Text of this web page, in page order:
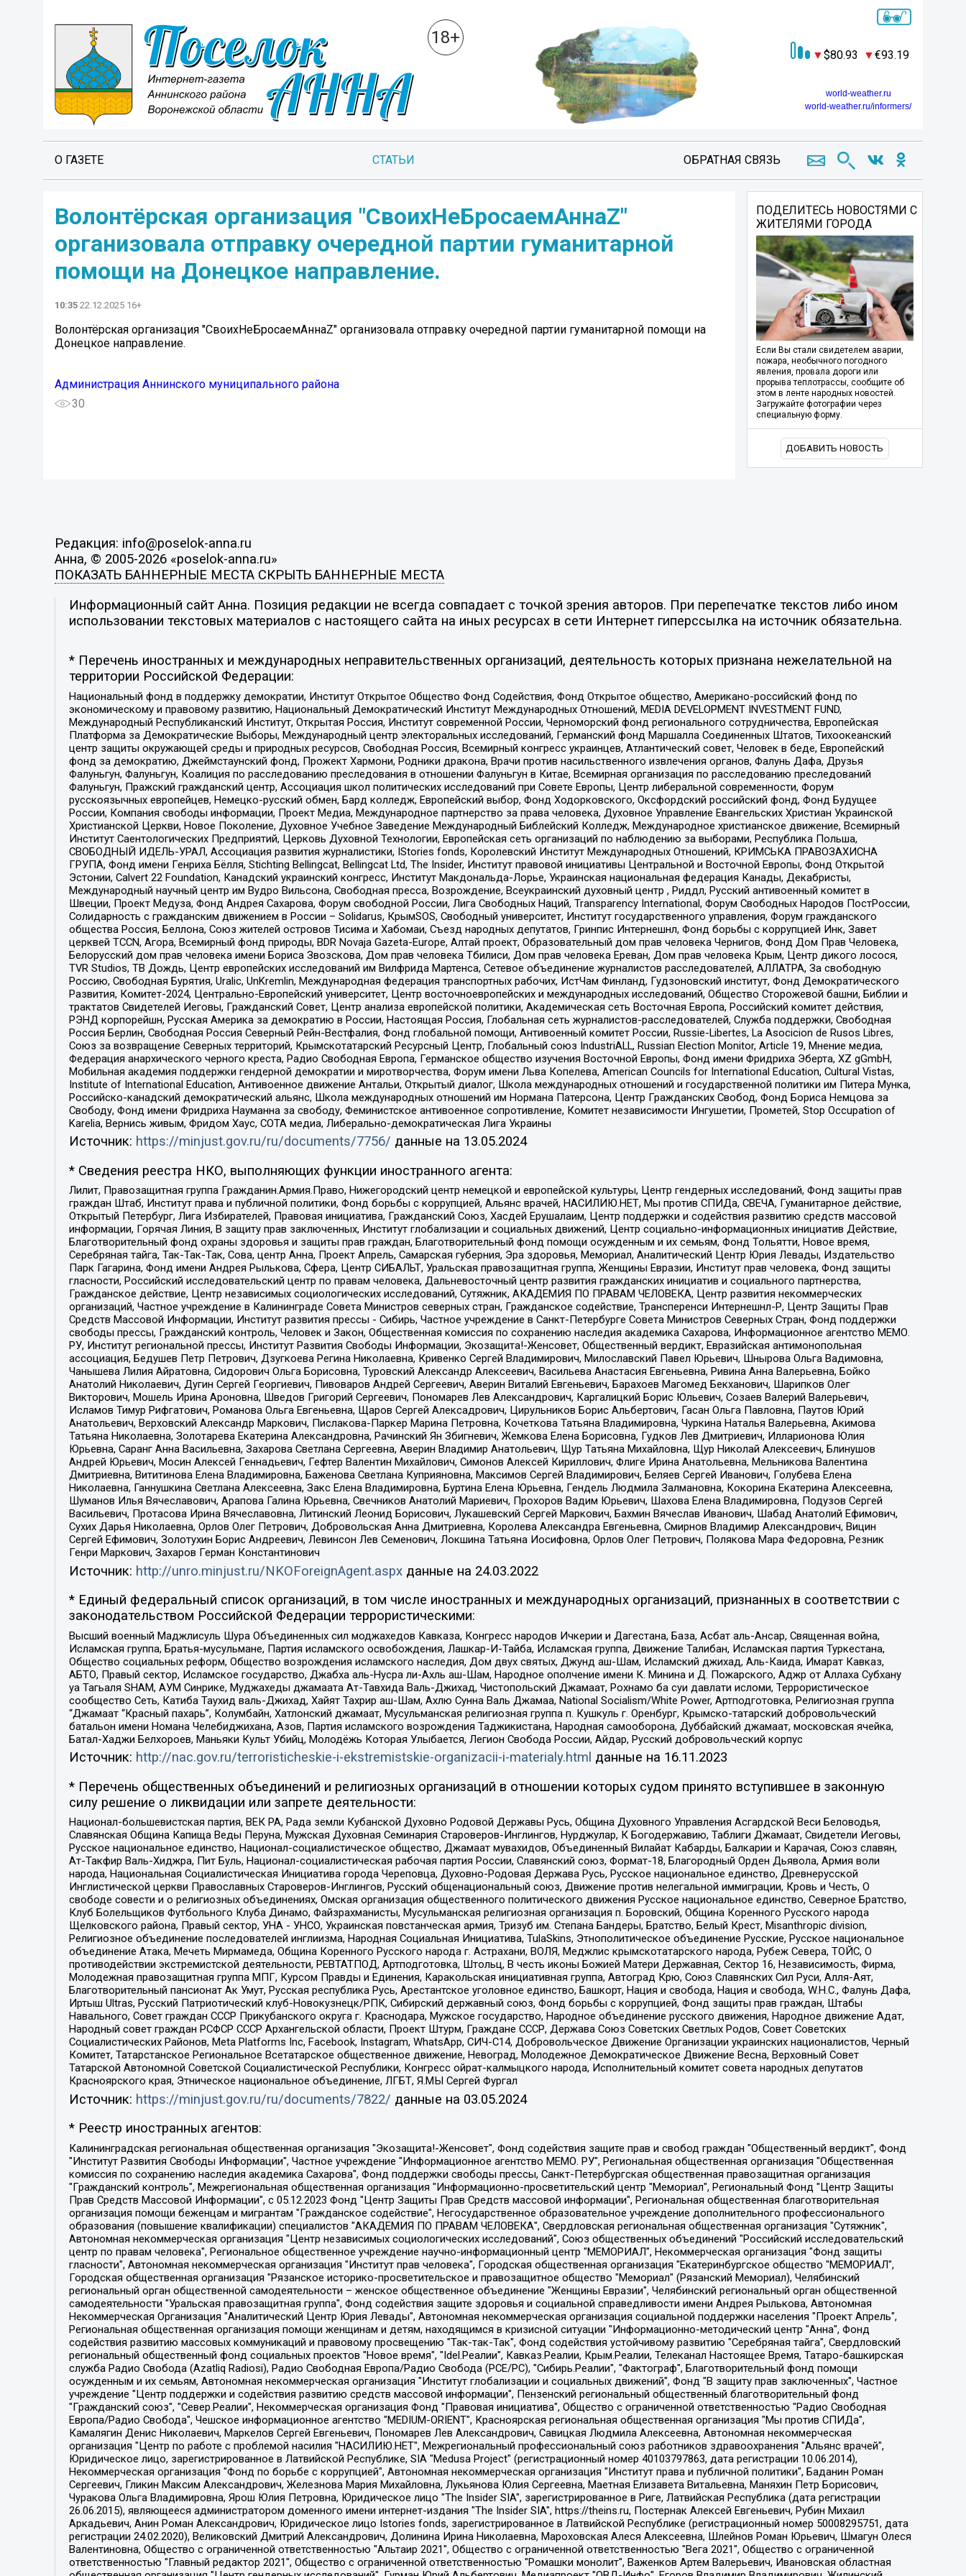
18+
80.93 93.19
world-weather.ru
world-weather.ru/informers/
О ГАЗЕТЕ СТАТЬИ ОБРАТНАЯ СВЯЗЬ
Волонтёрская организация "СвоихНеБросаемАннаZ"
организовала отправку очередной партии гуманитарной
помощи на Донецкое направление.
10:35 22.12.2025 16+
Волонтёрская организация "СвоихНеБросаемАннаZ" организовала отправку очередной партии гуманитарной помощи на
Донецкое направление.
Администрация Аннинского муниципального района
30
ПОДЕЛИТЕСЬ НОВОСТЯМИ С
ЖИТЕЛЯМИ ГОРОДА
Если Вы стали свидетелем аварии,
пожара, необычного погодного
явления, провала дороги или
прорыва теплотрассы, сообщите об
этом в ленте народных новостей.
Загружайте фотографии через
специальную форму.
ДОБАВИТЬ НОВОСТЬ
Редакция: info@poselok-anna.ru
Анна, © 2005-2026 «poselok-anna.ru»
ПОКАЗАТЬ БАННЕРНЫЕ МЕСТА СКРЫТЬ БАННЕРНЫЕ МЕСТА
Информационный сайт Анна. Позиция редакции не всегда совпадает с точкой зрения авторов. При перепечатке текстов либо ином
использовании текстовых материалов с настоящего сайта на иных ресурсах в сети Интернет гиперссылка на источник обязательна.
* Перечень иностранных и международных неправительственных организаций, деятельность которых признана нежелательной на
территории Российской Федерации:
Национальный фонд в поддержку демократии, Институт Открытое Общество Фонд Содействия, Фонд Открытое общество, Американо-российский фонд по
экономическому и правовому развитию, Национальный Демократический Институт Международных Отношений, MEDIA DEVELOPMENT INVESTMENT FUND,
Международный Республиканский Институт, Открытая Россия, Институт современной России, Черноморский фонд регионального сотрудничества, Европейская
Платформа за Демократические Выборы, Международный центр электоральных исследований, Германский фонд Маршалла Соединенных Штатов, Тихоокеанский
центр защиты окружающей среды и природных ресурсов, Свободная Россия, Всемирный конгресс украинцев, Атлантический совет, Человек в беде, Европейский
фонд за демократию, Джеймстаунский фонд, Прожект Хармони, Родники дракона, Врачи против насильственного извлечения органов, Фалунь Дафа, Друзья
Фалуньгун, Фалуньгун, Коалиция по расследованию преследования в отношении Фалуньгун в Китае, Всемирная организация по расследованию преследований
Фалуньгун, Пражский гражданский центр, Ассоциация школ политических исследований при Совете Европы, Центр либеральной современности, Форум
русскоязычных европейцев, Немецко-русский обмен, Бард колледж, Европейский выбор, Фонд Ходорковского, Оксфордский российский фонд, Фонд Будущее
России, Компания свободы информации, Проект Медиа, Международное партнерство за права человека, Духовное Управление Евангельских Христиан Украинской
Христианской Церкви, Новое Поколение, Духовное Учебное Заведение Международный Библейский Колледж, Международное христианское движение, Всемирный
Институт Саентологических Предприятий, Церковь Духовной Технологии, Европейская сеть организаций по наблюдению за выборами, Республика Польша,
СВОБОДНЫЙ ИДЕЛЬ-УРАЛ, Ассоциация развития журналистики, IStories fonds, Королевский Институт Международных Отношений, КРИМСЬКА ПРАВОЗАХИСНА
ГРУПА, Фонд имени Генриха Бёлля, Stichting Bellingcat, Bellingcat Ltd, The Insider, Институт правовой инициативы Центральной и Восточной Европы, Фонд Открытой
Эстонии, Calvert 22 Foundation, Канадский украинский конгресс, Институт Макдональда-Лорье, Украинская национальная федерация Канады, Декабристы,
Международный научный центр им Вудро Вильсона, Свободная пресса, Возрождение, Всеукраинский духовный центр , Риддл, Русский антивоенный комитет в
Швеции, Проект Медуза, Фонд Андрея Сахарова, Форум свободной России, Лига Свободных Наций, Transparеncy International, Форум Свободных Народов ПостРоссии,
Солидарность с гражданским движением в России – Solidarus, КрымSOS, Свободный университет, Институт государственного управления, Форум гражданского
общества Россия, Беллона, Союз жителей островов Тисима и Хабомаи, Съезд народных депутатов, Гринпис Интернешнл, Фонд борьбы с коррупцией Инк, Завет
церквей TCCN, Агора, Всемирный фонд природы, BDR Novaja Gazeta-Europe, Алтай проект, Образовательный дом прав человека Чернигов, Фонд Дом Прав Человека,
Белорусский дом прав человека имени Бориса Звозскова, Дом прав человека Тбилиси, Дом прав человека Ереван, Дом прав человека Крым, Центр дикого лосося,
TVR Studios, ТВ Дождь, Центр европейских исследований им Вилфрида Мартенса, Сетевое объединение журналистов расследователей, АЛЛАТРА, За свободную
Россию, Свободная Бурятия, Uralic, UnKremlin, Международная федерация транспортных рабочих, ИстЧам Финланд, Гудзоновский институт, Фонд Демократического
Развития, Комитет-2024, Центрально-Европейский университет, Центр восточноевропейских и международных исследований, Общество Сторожевой башни, Библии и
трактатов Свидетелей Иеговы, Гражданский Совет, Центр анализа европейской политики, Академическая сеть Восточная Европа, Российский комитет действия,
РЭНД корпорейшн, Русская Америка за демократию в России, Настоящая Россия, Глобальная сеть журналистов-расследователей, Служба поддержки, Свободная
Россия Берлин, Свободная Россия Северный Рейн-Вестфалия, Фонд глобальной помощи, Антивоенный комитет России, Russie-Libertes, La Asocicion de Rusos Libres,
Союз за возвращение Северных территорий, Крымскотатарский Ресурсный Центр, Глобальный союз IndustriALL, Russian Election Monitor, Article 19, Мнение медиа,
Федерация анархического черного креста, Радио Свободная Европа, Германское общество изучения Восточной Европы, Фонд имени Фридриха Эберта, XZ gGmbH,
Мобильная академия поддержки гендерной демократии и миротворчества, Форум имени Льва Копелева, American Councils for International Education, Cultural Vistas,
Institute of International Education, Антивоенное движение Антальи, Открытый диалог, Школа международных отношений и государственной политики им Питера Мунка,
Российско-канадский демократический альянс, Школа международных отношений им Нормана Патерсона, Центр Гражданских Свобод, Фонд Бориса Немцова за
Свободу, Фонд имени Фридриха Науманна за свободу, Феминистское антивоенное сопротивление, Комитет независимости Ингушетии, Прометей, Stop Occupation of
Karelia, Вернись живым, Фридом Хаус, СОТА медиа, Либерально-демократическая Лига Украины
Источник: https://minjust.gov.ru/ru/documents/7756/ данные на 13.05.2024
* Сведения реестра НКО, выполняющих функции иностранного агента:
Лилит, Правозащитная группа Гражданин.Армия.Право, Нижегородский центр немецкой и европейской культуры, Центр гендерных исследований, Фонд защиты прав
граждан Штаб, Институт права и публичной политики, Фонд борьбы с коррупцией, Альянс врачей, НАСИЛИЮ.НЕТ, Мы против СПИДа, СВЕЧА, Гуманитарное действие,
Открытый Петербург, Лига Избирателей, Правовая инициатива, Гражданский Союз, Хасдей Ерушалаим, Центр поддержки и содействия развитию средств массовой
информации, Горячая Линия, В защиту прав заключенных, Институт глобализации и социальных движений, Центр социально-информационных инициатив Действие,
Благотворительный фонд охраны здоровья и защиты прав граждан, Благотворительный фонд помощи осужденным и их семьям, Фонд Тольятти, Новое время,
Серебряная тайга, Так-Так-Так, Сова, центр Анна, Проект Апрель, Самарская губерния, Эра здоровья, Мемориал, Аналитический Центр Юрия Левады, Издательство
Парк Гагарина, Фонд имени Андрея Рылькова, Сфера, Центр СИБАЛЬТ, Уральская правозащитная группа, Женщины Евразии, Институт прав человека, Фонд защиты
гласности, Российский исследовательский центр по правам человека, Дальневосточный центр развития гражданских инициатив и социального партнерства,
Гражданское действие, Центр независимых социологических исследований, Сутяжник, АКАДЕМИЯ ПО ПРАВАМ ЧЕЛОВЕКА, Центр развития некоммерческих
организаций, Частное учреждение в Калининграде Совета Министров северных стран, Гражданское содействие, Трансперенси Интернешнл-Р, Центр Защиты Прав
Средств Массовой Информации, Институт развития прессы - Сибирь, Частное учреждение в Санкт-Петербурге Совета Министров Северных Стран, Фонд поддержки
свободы прессы, Гражданский контроль, Человек и Закон, Общественная комиссия по сохранению наследия академика Сахарова, Информационное агентство МЕМО.
РУ, Институт региональной прессы, Институт Развития Свободы Информации, Экозащита!-Женсовет, Общественный вердикт, Евразийская антимонопольная
ассоциация, Бедушев Петр Петрович, Дзугкоева Регина Николаевна, Кривенко Сергей Владимирович, Милославский Павел Юрьевич, Шнырова Ольга Вадимовна,
Чанышева Лилия Айратовна, Сидорович Ольга Борисовна, Туровский Александр Алексеевич, Васильева Анастасия Евгеньевна, Ривина Анна Валерьевна, Бойко
Анатолий Николаевич, Дугин Сергей Георгиевич, Пивоваров Андрей Сергеевич, Аверин Виталий Евгеньевич, Барахоев Магомед Бекханович, Шарипков Олег
Викторович, Мошель Ирина Ароновна, Шведов Григорий Сергеевич, Пономарев Лев Александрович, Каргалицкий Борис Юльевич, Созаев Валерий Валерьевич,
Исламов Тимур Рифгатович, Романова Ольга Евгеньевна, Щаров Сергей Алексадрович, Цирульников Борис Альбертович, Гасан Ольга Павловна, Паутов Юрий
Анатольевич, Верховский Александр Маркович, Пислакова-Паркер Марина Петровна, Кочеткова Татьяна Владимировна, Чуркина Наталья Валерьевна, Акимова
Татьяна Николаевна, Золотарева Екатерина Александровна, Рачинский Ян Збигневич, Жемкова Елена Борисовна, Гудков Лев Дмитриевич, Илларионова Юлия
Юрьевна, Саранг Анна Васильевна, Захарова Светлана Сергеевна, Аверин Владимир Анатольевич, Щур Татьяна Михайловна, Щур Николай Алексеевич, Блинушов
Андрей Юрьевич, Мосин Алексей Геннадьевич, Гефтер Валентин Михайлович, Симонов Алексей Кириллович, Флиге Ирина Анатольевна, Мельникова Валентина
Дмитриевна, Вититинова Елена Владимировна, Баженова Светлана Куприяновна, Максимов Сергей Владимирович, Беляев Сергей Иванович, Голубева Елена
Николаевна, Ганнушкина Светлана Алексеевна, Закс Елена Владимировна, Буртина Елена Юрьевна, Гендель Людмила Залмановна, Кокорина Екатерина Алексеевна,
Шуманов Илья Вячеславович, Арапова Галина Юрьевна, Свечников Анатолий Мариевич, Прохоров Вадим Юрьевич, Шахова Елена Владимировна, Подузов Сергей
Васильевич, Протасова Ирина Вячеславовна, Литинский Леонид Борисович, Лукашевский Сергей Маркович, Бахмин Вячеслав Иванович, Шабад Анатолий Ефимович,
Сухих Дарья Николаевна, Орлов Олег Петрович, Добровольская Анна Дмитриевна, Королева Александра Евгеньевна, Смирнов Владимир Александрович, Вицин
Сергей Ефимович, Золотухин Борис Андреевич, Левинсон Лев Семенович, Локшина Татьяна Иосифовна, Орлов Олег Петрович, Полякова Мара Федоровна, Резник
Генри Маркович, Захаров Герман Константинович
Источник: http://unro.minjust.ru/NKOForeignAgent.aspxданные на 24.03.2022
* Единый федеральный список организаций, в том числе иностранных и международных организаций, признанных в соответствии с
законодательством Российской Федерации террористическими:
Высший военный Маджлисуль Шура Объединенных сил моджахедов Кавказа, Конгресс народов Ичкерии и Дагестана, База, Асбат аль-Ансар, Священная война,
Исламская группа, Братья-мусульмане, Партия исламского освобождения, Лашкар-И-Тайба, Исламская группа, Движение Талибан, Исламская партия Туркестана,
Общество социальных реформ, Общество возрождения исламского наследия, Дом двух святых, Джунд аш-Шам, Исламский джихад, Аль-Каида, Имарат Кавказ,
АБТО, Правый сектор, Исламское государство, Джабха аль-Нусра ли-Ахль аш-Шам, Народное ополчение имени К. Минина и Д. Пожарского, Аджр от Аллаха Субхану
уа Тагьаля SHAM, АУМ Синрике, Муджахеды джамаата Ат-Тавхида Валь-Джихад, Чистопольский Джамаат, Рохнамо ба суи давлати исломи, Террористическое
сообщество Сеть, Катиба Таухид валь-Джихад, Хайят Тахрир аш-Шам, Ахлю Сунна Валь Джамаа, National Socialism/White Power, Артподготовка, Религиозная группа
“Джамаат “Красный пахарь”, Колумбайн, Хатлонский джамаат, Мусульманская религиозная группа п. Кушкуль г. Оренбург, Крымско-татарский добровольческий
батальон имени Номана Челебиджихана, Азов, Партия исламского возрождения Таджикистана, Народная самооборона, Дуббайский джамаат, московская ячейка,
Батал-Хаджи Белхороев, Маньяки Культ Убийц, Молодёжь Которая Улыбается, Легион Свобода России, Айдар, Русский добровольческий корпус
Источник: http://nac.gov.ru/terroristicheskie-i-ekstremistskie-organizacii-i-materialy.html данные на 16.11.2023
* Перечень общественных объединений и религиозных организаций в отношении которых судом принято вступившее в законную
силу решение о ликвидации или запрете деятельности:
Национал-большевистская партия, ВЕК РА, Рада земли Кубанской Духовно Родовой Державы Русь, Община Духовного Управления Асгардской Веси Беловодья,
Славянская Община Капища Веды Перуна, Мужская Духовная Семинария Староверов-Инглингов, Нурджулар, К Богодержавию, Таблиги Джамаат, Свидетели Иеговы,
Русское национальное единство, Национал-социалистическое общество, Джамаат мувахидов, Объединенный Вилайат Кабарды, Балкарии и Карачая, Союз славян,
Ат-Такфир Валь-Хиджра, Пит Буль, Национал-социалистическая рабочая партия России, Славянский союз, Формат-18, Благородный Орден Дьявола, Армия воли
народа, Национальная Социалистическая Инициатива города Череповца, Духовно-Родовая Держава Русь, Русское национальное единство, Древнерусской
Инглистической церкви Православных Староверов-Инглингов, Русский общенациональный союз, Движение против нелегальной иммиграции, Кровь и Честь, О
свободе совести и о религиозных объединениях, Омская организация общественного политического движения Русское национальное единство, Северное Братство,
Клуб Болельщиков Футбольного Клуба Динамо, Файзрахманисты, Мусульманская религиозная организация п. Боровский, Община Коренного Русского народа
Щелковского района, Правый сектор, УНА - УНСО, Украинская повстанческая армия, Тризуб им. Степана Бандеры, Братство, Белый Крест, Misanthropic division,
Религиозное объединение последователей инглиизма, Народная Социальная Инициатива, TulaSkins, Этнополитическое объединение Русские, Русское национальное
объединение Атака, Мечеть Мирмамеда, Община Коренного Русского народа г. Астрахани, ВОЛЯ, Меджлис крымскотатарского народа, Рубеж Севера, ТОЙС, О
противодействии экстремистской деятельности, РЕВТАТПОД, Артподготовка, Штольц, В честь иконы Божией Матери Державная, Сектор 16, Независимость, Фирма,
Молодежная правозащитная группа МПГ, Курсом Правды и Единения, Каракольская инициативная группа, Автоград Крю, Союз Славянских Сил Руси, Алля-Аят,
Благотворительный пансионат Ак Умут, Русская республика Русь, Арестантское уголовное единство, Башкорт, Нация и свобода, Нация и свобода, W.H.С., Фалунь Дафа,
Иртыш Ultras, Русский Патриотический клуб-Новокузнецк/РПК, Сибирский державный союз, Фонд борьбы с коррупцией, Фонд защиты прав граждан, Штабы
Навального, Совет граждан СССР Прикубанского округа г. Краснодара, Мужское государство, Народное объединение русского движения, Народное движение Адат,
Народный совет граждан РСФСР СССР Архангельской области, Проект Штурм, Граждане СССР, Держава Союз Советских Светлых Родов, Совет Советских
Социалистических Районов, Meta Platforms Inc, Facebook, Instagram, WhatsApp, СИЧ-С14, Добровольческое Движение Организации украинских националистов, Черный
Комитет, Татарстанское Региональное Всетатарское общественное движение, Невоград, Молодежное Демократическое Движение Весна, Верховный Совет
Татарской Автономной Советской Социалистической Республики, Конгресс ойрат-калмыцкого народа, Исполнительный комитет совета народных депутатов
Красноярского края, Этническое национальное объединение, ЛГБТ, Я.МЫ Сергей Фургал
Источник: https://minjust.gov.ru/ru/documents/7822/ данные на 03.05.2024
* Реестр иностранных агентов:
Калининградская региональная общественная организация "Экозащита!-Женсовет", Фонд содействия защите прав и свобод граждан "Общественный вердикт", Фонд "Институт Развития Свободы Информации", Частное учреждение "Информационное агентство МЕМО. РУ", Региональная общественная организация "Общественная комиссия по сохранению наследия академика Сахарова", Фонд поддержки свободы прессы, Санкт-Петербургская общественная правозащитная организация "Гражданский контроль", Межрегиональная общественная организация "Информационно-просветительский центр "Мемориал", Региональный Фонд "Центр Защиты Прав Средств Массовой Информации", с 05.12.2023 Фонд "Центр Защиты Прав Средств массовой информации", Региональная общественная благотворительная организация помощи беженцам и мигрантам "Гражданское содействие", Негосударственное образовательное учреждение дополнительного профессионального образования (повышение квалификации) специалистов "АКАДЕМИЯ ПО ПРАВАМ ЧЕЛОВЕКА", Свердловская региональная общественная организация "Сутяжник", Автономная некоммерческая организация "Центр независимых социологических исследований", Союз общественных объединений "Российский исследовательский центр по правам человека", Региональное общественное учреждение научно-информационный центр "МЕМОРИАЛ", Некоммерческая организация "Фонд защиты гласности", Автономная некоммерческая организация "Институт прав человека", Городская общественная организация "Екатеринбургское общество "МЕМОРИАЛ", Городская общественная организация "Рязанское историко-просветительское и правозащитное общество "Мемориал" (Рязанский Мемориал), Челябинский региональный орган общественной самодеятельности – женское общественное объединение "Женщины Евразии", Челябинский региональный орган общественной самодеятельности "Уральская правозащитная группа", Фонд содействия защите здоровья и социальной справедливости имени Андрея Рылькова, Автономная Некоммерческая Организация "Аналитический Центр Юрия Левады", Автономная некоммерческая организация социальной поддержки населения "Проект Апрель", Региональная общественная организация помощи женщинам и детям, находящимся в кризисной ситуации "Информационно-методический центр "Анна", Фонд содействия развитию массовых коммуникаций и правовому просвещению "Так-так-Так", Фонд содействия устойчивому развитию "Серебряная тайга", Свердловский региональный общественный фонд социальных проектов "Новое время", "Idel.Реалии", Кавказ.Реалии, Крым.Реалии, Телеканал Настоящее Время, Татаро-башкирская служба Радио Свобода (Azatliq Radiosi), Радио Свободная Европа/Радио Свобода (PCE/PC), "Сибирь.Реалии", "Фактограф", Благотворительный фонд помощи осужденным и их семьям, Автономная некоммерческая организация "Институт глобализации и социальных движений", Фонд "В защиту прав заключенных", Частное учреждение "Центр поддержки и содействия развитию средств массовой информации", Пензенский региональный общественный благотворительный фонд "Гражданский союз", "Север.Реалии", Некоммерческая организация Фонд "Правовая инициатива", Общество с ограниченной ответственностью "Радио Свободная Европа/Радио Свобода", Чешское информационное агентство "MEDIUM-ORIENT", Красноярская региональная общественная организация "Мы против СПИДа", Камалягин Денис Николаевич, Маркелов Сергей Евгеньевич, Пономарев Лев Александрович, Савицкая Людмила Алексеевна, Автономная некоммерческая организация "Центр по работе с проблемой насилия "НАСИЛИЮ.НЕТ", Межрегиональный профессиональный союз работников здравоохранения "Альянс врачей", Юридическое лицо, зарегистрированное в Латвийской Республике, SIA "Medusa Project" (регистрационный номер 40103797863, дата регистрации 10.06.2014), Некоммерческая организация "Фонд по борьбе с коррупцией", Автономная некоммерческая организация "Институт права и публичной политики", Баданин Роман Сергеевич, Гликин Максим Александрович, Железнова Мария Михайловна, Лукьянова Юлия Сергеевна, Маетная Елизавета Витальевна, Маняхин Петр Борисович, Чуракова Ольга Владимировна, Ярош Юлия Петровна, Юридическое лицо "The Insider SIA", зарегистрированное в Риге, Латвийская Республика (дата регистрации 26.06.2015), являющееся администратором доменного имени интернет-издания "The Insider SIA", https://theins.ru, Постернак Алексей Евгеньевич, Рубин Михаил Аркадьевич, Анин Роман Александрович, Юридическое лицо Istories fonds, зарегистрированное в Латвийской Республике (регистрационный номер 50008295751, дата регистрации 24.02.2020), Великовский Дмитрий Александрович, Долинина Ирина Николаевна, Мароховская Алеся Алексеевна, Шлейнов Роман Юрьевич, Шмагун Олеся Валентиновна, Общество с ограниченной ответственностью "Альтаир 2021", Общество с ограниченной ответственностью "Вега 2021", Общество с ограниченной ответственностью "Главный редактор 2021", Общество с ограниченной ответственностью "Ромашки монолит", Важенков Артем Валерьевич, Ивановская областная общественная организация "Центр гендерных исследований", Гурман Юрий Альбертович, Медиапроект "ОВД-Инфо", Егоров Владимир Владимирович, Жилинский Владимир Александрович, Общество с ограниченной ответственностью "ЗП", Иванова София Юрьевна, Карезина Инна Павловна, Кильтау Екатерина Викторовна, Петров Алексей Викторович, Пискунов Сергей Евгеньевич, Смирнов Сергей Сергеевич, Тихонов Михаил Сергеевич, Общество с ограниченной ответственностью "ЖУРНАЛИСТ-ИНОСТРАННЫЙ АГЕНТ", Арапова Галина Юрьевна, Вольтская Татьяна Анатольевна, Американская компания "Mason G.E.S. Anonymous Foundation" (США), являющаяся владельцем интернет-издания https://mnews.world/, Компания "Stichting Bellingcat", зарегистрированная в Нидерландах (дата регистрации 11.07.2018), Захаров Андрей Вячеславович, Клепиковская Екатерина Дмитриевна, Общество с ограниченной ответственностью "МЕМО", Перл Роман Александрович, Симонов Евгений Алексеевич, Соловьева Елена Анатольевна, Сотников Даниил Владимирович, Сурначева Елизавета Дмитриевна, Автономная некоммерческая организация по защите прав человека и информированию населения "Якутия – Наше Мнение", Общество с ограниченной ответственностью "Москоу диджитал медиа", с 26.01.2023 Общество с ограниченной ответственностью "Чайка Белые сады", Ветошкина Валерия Валерьевна, Заговора Максим Александрович, Межрегиональное общественное движение "Российская ЛГБТ - сеть", Оленичев Максим Владимирович, Павлов Иван Юрьевич, Скворцова Елена Сергеевна, Общество с ограниченной ответственностью "Как бы инагент", Кочетков Игорь Викторович, Общество с ограниченной ответственностью "Честные выборы", Еланчик Олег Александрович, Общество с ограниченной ответственностью "Нобелевский призыв", Гималова Регина Эмилевна, Григорьев Андрей Валерьевич, Григорьева Алина Александровна, Ассоциация по содействию защите прав призывников, альтернативнослужащих и военнослужащих "Правозащитная группа "Гражданин.Армия.Право", Хисамова Регина Фаритовна, Автономная некоммерческая организация по реализации социально-правовых программ "Лилит", Дальневосточное общественное движение "Маяк", Санкт-Петербургская ЛГБТ-инициативная группа "Выход", Инициативная группа ЛГБТ+ "Реверс", Алексеев Андрей Викторович, Бекбулатова Таисия Львовна, Беляев Иван Михайлович, Владыкина Елена Сергеевна, Гельман Марат Александрович, Никульшина Вероника Юрьевна, Толоконникова Надежда Андреевна, Шендерович Виктор Анатольевич, Общество с ограниченной ответственностью "Данное сообщение", Общество с ограниченной ответственностью Издательский дом "Новая глава", Айнбиндер Александра Александровна, Московский комьюнити-центр для ЛГБТ+инициатив, Благотворительный фонд развития филантропии, Deutsche Welle (Германия, Kurt-Schumacher-Strasse 3, 53113 Bonn), Борзунова Мария Михайловна, Воробьев Виктор Викторович, Голубева Анна Львовна, Константинова Алла Михайловна, Малкова Ирина Владимировна, Мурадов Мурад Абдулгалимович, Осетинская Елизавета Николаевна, Понасенков Евгений Николаевич, Ганапольский Матвей Юрьевич, Киселев Евгений Алексеевич, Борухович Ирина Григорьевна, Дремин Иван Тимофеевич, Дубровский Дмитрий Викторович, Красноярская региональная общественная организация поддержки и развития альтернативных образовательных технологий и межкультурных коммуникаций "ИНТЕРРА", Маяковская Екатерина Алексеевна, Фейгин Марк Захарович, Филимонов Андрей Викторович, Дзугкоева Регина Николаевна, Доброхотов Роман Александрович, Дудь Юрий Александрович, Елкин Сергей Владимирович, Кругликов Кирилл Игоревич, Сабунаева Мария Леонидовна, Семенов Алексей Владимирович, Шаинян Карен Багратович, Шульман Екатерина Михайловна, Асафьев Артур Валерьевич, Вахштайн Виктор Семенович, Венедиктов Алексей Алексеевич, Лушникова Екатерина Евгеньевна, Волков Леонид Михайлович, Невзоров Александр Глебович, Пархоменко Сергей Борисович, Сироткин Ярослав Николаевич, Кара-Мурза Владимир Владимирович, Баранова Наталья Владимировна, Гозман Леонид Яковлевич, Кагарлицкий Борис Юльевич, Климарев Михаил Валерьевич, Милов Владимир Станиславович, Автономная некоммерческая организация Краснодарский центр современного искусства "Типография", Моргенштерн Алишер Тагирович, Соболь Любовь Эдуардовна, Общество с ограниченной ответственностью "ЛИЗА НОРМ", Каспаров Гарри Кимович, Ходорковский Михаил Борисович, Общество с ограниченной ответственностью "Апрельские тезисы", Данилович Ирина Брониславовна, Кашин Олег Владимирович, Петров Николай Владимирович, Пивоваров Алексей Владимирович, Соколов Михаил Владимирович, Цветкова Юлия Владимировна, Чичваркин Евгений Александрович, Комитет против пыток/Команда против пыток, Общество с ограниченной ответственностью "Первый научный", Общество с ограниченной ответственностью "Вертолет и ко", Белоцерковская Вероника Борисовна, Кац Максим Евгеньевич, Лазарева Татьяна Юрьевна, Шаведдинов Руслан Табризович, Яшин Илья Валерьевич, Общество с ограниченной ответственностью "Иноагент ААВ", Алешковский Дмитрий Петрович, Альбац Евгения Марковна, Быков Дмитрий Львович, Галямина Юлия Евгеньевна, Лойко Сергей Леонидович, Мартынов Кирилл Константинович, Медведев Сергей Александрович, Крашенинников Федор Геннадиевич, Гордеева Катерина Вл